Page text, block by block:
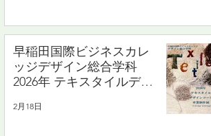
早稲田国際ビジネスカレ
ッジデザイン総合学科
2026年 テキスタイルデザ
2/19(木)〜2/24(火)
2月18日